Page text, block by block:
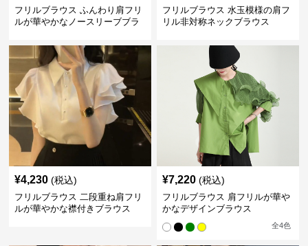
フリルブラウス ふんわり肩フリ
ルが華やかなノースリーブブラ
フリルブラウス 水玉模様の肩フ
リル非対称ネックブラウス
¥4,230 (税込)
フリルブラウス 二段重ね肩フリ
ルが華やかな襟付きブラウス
¥7,220 (税込)
フリルブラウス 肩フリルが華や
かなデザインブラウス
全4色